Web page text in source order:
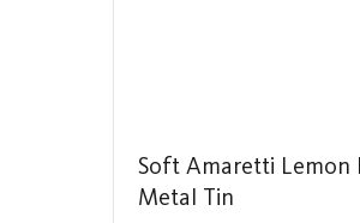
Soft Amaretti Lemon
Metal Tin